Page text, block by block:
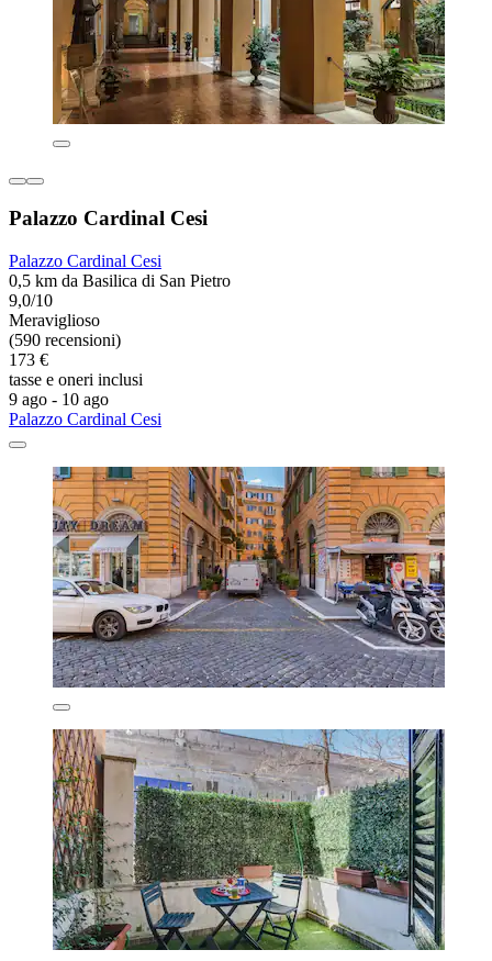
Palazzo Cardinal Cesi
Palazzo Cardinal Cesi
0,5 km da Basilica di San Pietro
9,0/10
Meraviglioso
(590 recensioni)
173 €
tasse e oneri inclusi
9 ago - 10 ago
Palazzo Cardinal Cesi